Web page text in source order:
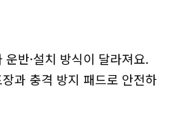
운반·설치 방식이 달라져요.
과 충격 방지 패드로 안전하